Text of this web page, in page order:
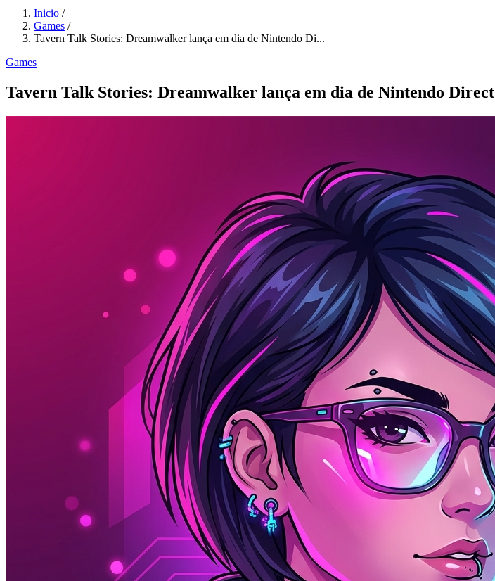
Inicio /
Games /
Tavern Talk Stories: Dreamwalker lança em dia de Nintendo Di...
Games
Tavern Talk Stories: Dreamwalker lança em dia de Nintendo Direct